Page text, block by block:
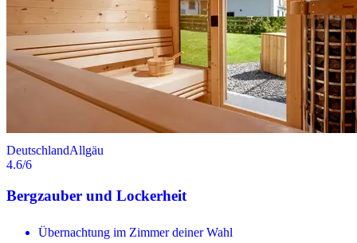
DeutschlandAllgäu
4.6/6
Bergzauber und Lockerheit
Übernachtung im Zimmer deiner Wahl